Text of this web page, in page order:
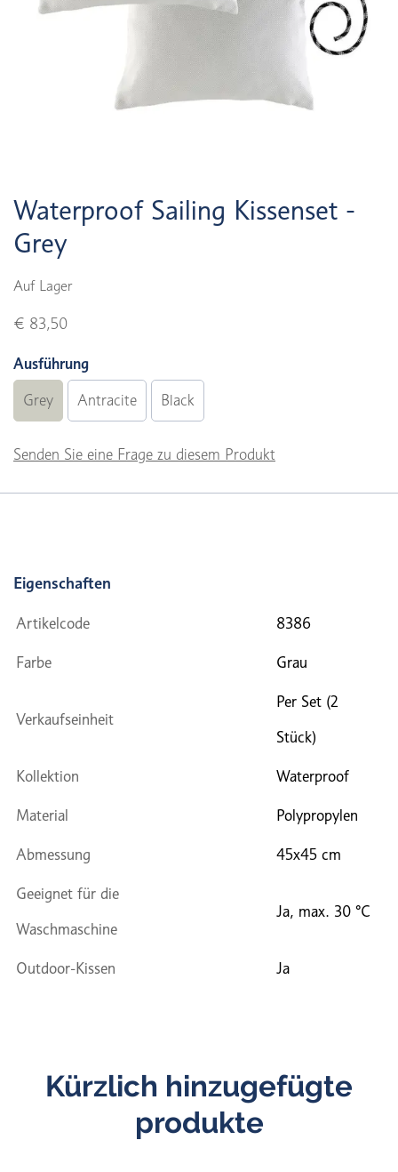
Waterproof Sailing Kissenset -
Grey
Auf Lager
€ 83,50
Ausführung
Grey Antracite Black
Senden Sie eine Frage zu diesem Produkt
Eigenschaften
Artikelcode 8386
Farbe Grau
Verkaufseinheit
Per Set (2
Stück)
Kollektion Waterproof
Material Polypropylen
Abmessung 45x45 cm
Geeignet für die
Waschmaschine
Ja, max. 30 °C
Outdoor-Kissen Ja
Kürzlich hinzugefügte
produkte